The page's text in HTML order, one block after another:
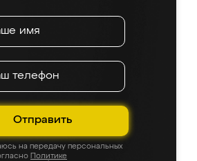
Отправить
на передачу персональных
Политике